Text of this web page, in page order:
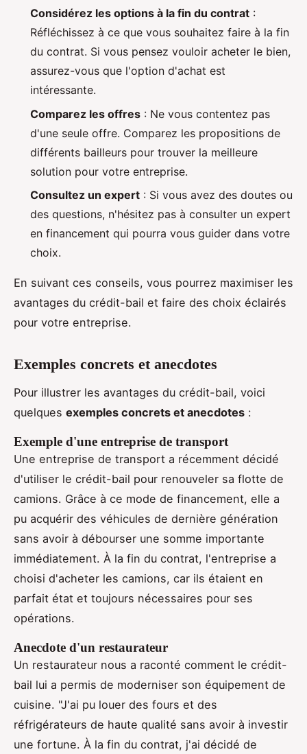
Considérez les options à la fin du contrat :
Réfléchissez à ce que vous souhaitez faire à la fin
du contrat. Si vous pensez vouloir acheter le bien,
assurez-vous que l'option d'achat est
intéressante.
Comparez les offres : Ne vous contentez pas
d'une seule offre. Comparez les propositions de
différents bailleurs pour trouver la meilleure
solution pour votre entreprise.
Consultez un expert : Si vous avez des doutes ou
des questions, n'hésitez pas à consulter un expert
en financement qui pourra vous guider dans votre
choix.
En suivant ces conseils, vous pourrez maximiser les
avantages du crédit-bail et faire des choix éclairés
pour votre entreprise.
Exemples concrets et anecdotes
Pour illustrer les avantages du crédit-bail, voici
quelques exemples concrets et anecdotes :
Exemple d'une entreprise de transport
Une entreprise de transport a récemment décidé
d'utiliser le crédit-bail pour renouveler sa flotte de
camions. Grâce à ce mode de financement, elle a
pu acquérir des véhicules de dernière génération
sans avoir à débourser une somme importante
immédiatement. À la fin du contrat, l'entreprise a
choisi d'acheter les camions, car ils étaient en
parfait état et toujours nécessaires pour ses
opérations.
Anecdote d'un restaurateur
Un restaurateur nous a raconté comment le crédit-
bail lui a permis de moderniser son équipement de
cuisine. "J'ai pu louer des fours et des
réfrigérateurs de haute qualité sans avoir à investir
une fortune. À la fin du contrat, j'ai décidé de